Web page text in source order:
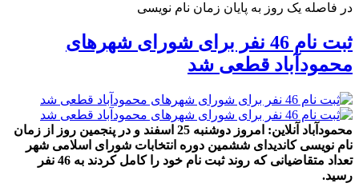
در فاصله یک روز به پایان زمان نام نویسی
ثبت نام 46 نفر برای شورای شهرهای
محمودآباد قطعی شد
محمودآباد آنلاین: امروز دوشنبه 25 اسفند و در پنجمین روز از زمان
نام نویسی کاندیدای ششمین دوره انتخابات شورای اسلامی شهر
تعداد متقاضیانی که روند ثبت نام خود را کامل کردند به 46 نفر
رسید.